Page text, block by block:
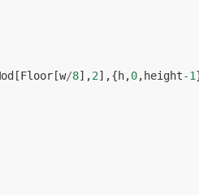
[Floor [w/8],2],{h,0, height-1